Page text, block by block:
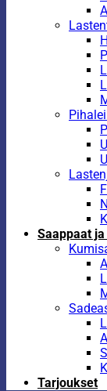
Saappaat
Tarjoukset